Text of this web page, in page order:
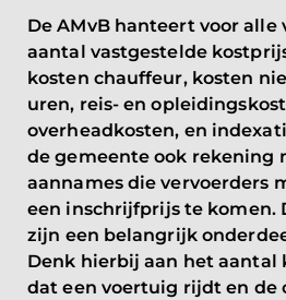
De AMvB hanteert voor alle
aantal vastgestelde
kosten chauffeur, kosten
uren, reis- en
overheadkosten, en
de gemeente ook rekening
aannames die vervoerders
een inschrijfprijs te komen.
zijn een belangrijk
Denk hierbij aan het aantal
dat een voertuig rijdt en de